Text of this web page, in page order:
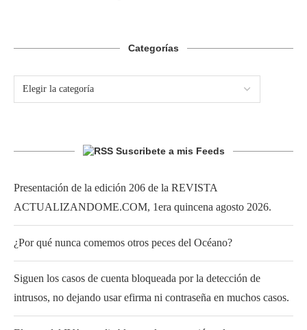
Categorías
Suscribete a mis Feeds
Presentación de la edición 206 de la REVISTA
ACTUALIZANDOME.COM, 1era quincena agosto 2026.
¿Por qué nunca comemos otros peces del Océano?
Siguen los casos de cuenta bloqueada por la detección de
intrusos, no dejando usar efirma ni contraseña en muchos casos.